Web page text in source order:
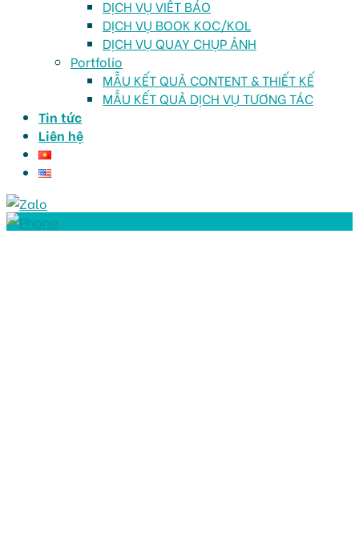
DỊCH VỤ VIẾT BÁO
DỊCH VỤ BOOK KOC/KOL
DỊCH VỤ QUAY CHỤP ẢNH
Portfolio
MẪU KẾT QUẢ CONTENT & THIẾT KẾ
MẪU KẾT QUẢ DỊCH VỤ TƯƠNG TÁC
Tin tức
Liên hệ